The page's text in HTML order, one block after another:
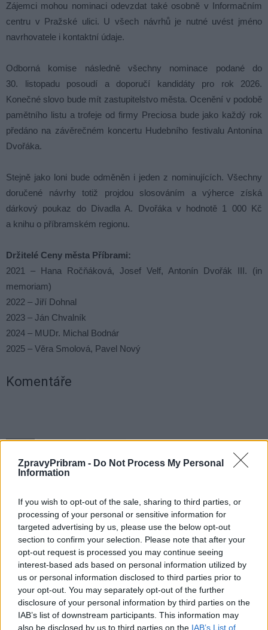
ZpravyPribram - Do Not Process My Personal
Information
If you wish to opt-out of the sale, sharing to third parties, or
processing of your personal or sensitive information for
targeted advertising by us, please use the below opt-out
section to confirm your selection. Please note that after your
opt-out request is processed you may continue seeing
interest-based ads based on personal information utilized by
us or personal information disclosed to third parties prior to
your opt-out. You may separately opt-out of the further
disclosure of your personal information by third parties on the
IAB’s list of downstream participants. This information may
also be disclosed by us to third parties on the IAB’s List of
Zájemci mohou nominaci odevzdat také osobně v Informačním
centru v Pražské ulici. U všech návrhů je nutné uvést jméno
navrhovatele i kontaktní údaje.
Odborná komise následně všechny nominace podané do
30. listopadu posoudí a doporučí kandidáty pro rok 2026.
Konečné slovo bude mít zastupitelstvo města. Ocenění v podobě
pamětního listu a trofeje od firmy Preciosa bude jako každý rok
předáno na závěrečném koncertu Hudebního festivalu Antonína
Dvořáka.
Stejně jako loni bude odměněn i jeden z nominujících. Všechny
doručené návrhy totiž projdou slosováním a výherce získá
dárkový poukaz do Divadla A. Dvořáka v hodnotě 1 000 Kč
a knihu o příbramském regionu.
Držitelé Ceny města Příbrami:
2021 – Hana Ročňáková, Josef Velf, Antonín Dvořák III. (in
memoriam)
2022 – Jiří Dohnal
2023 – Ján Chvalník
2024 – MUDr. Michal Bodnár
2025 – Věra Smolová, Pavel Nový
Komentáře
Předchozí článek
Nápad sebrat peníze obcím
z radarů se mi nelíbí, říká
příbramský starosta
Následující článek
Popeyes otevřel první drive-thru
pobočku v Česku, stojí u Milína